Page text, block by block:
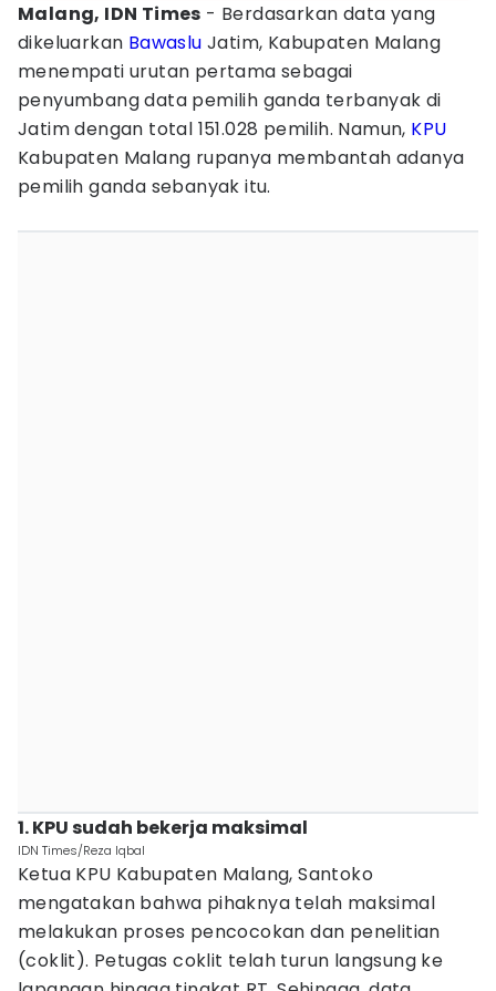
Malang, IDN Times - Berdasarkan data yang
dikeluarkan Bawaslu Jatim, Kabupaten Malang
menempati urutan pertama sebagai
penyumbang data pemilih ganda terbanyak di
Jatim dengan total 151.028 pemilih. Namun, KPU
Kabupaten Malang rupanya membantah adanya
pemilih ganda sebanyak itu.
1. KPU sudah bekerja maksimal
IDN Times/Reza Iqbal
Ketua KPU Kabupaten Malang, Santoko
mengatakan bahwa pihaknya telah maksimal
melakukan proses pencocokan dan penelitian
(coklit). Petugas coklit telah turun langsung ke